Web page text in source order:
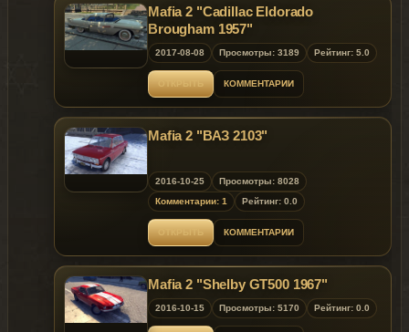
Mafia 2 "Cadillac Eldorado
Brougham 1957"
2017-08-08 Просмотры: 3189 Рейтинг: 5.0
КОММЕНТАРИИ
Mafia 2 "ВАЗ 2103"
2016-10-25
Просмотры: 8028
Комментарии: 1
Рейтинг: 0.0
КОММЕНТАРИИ
Mafia 2 "Shelby GT500 1967"
2016-10-15 Просмотры: 5170 Рейтинг: 0.0